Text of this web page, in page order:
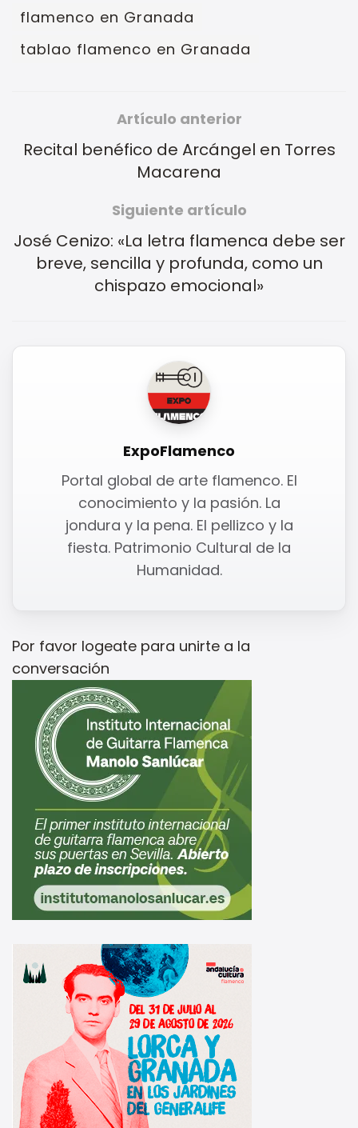
flamenco en Granada
tablao flamenco en Granada
Artículo anterior
Recital benéfico de Arcángel en Torres
Macarena
Siguiente artículo
José Cenizo: «La letra flamenca debe ser
breve, sencilla y profunda, como un
chispazo emocional»
ExpoFlamenco
Portal global de arte flamenco. El
conocimiento y la pasión. La
jondura y la pena. El pellizco y la
fiesta. Patrimonio Cultural de la
Humanidad.
Por favor logeate para unirte a la
conversación